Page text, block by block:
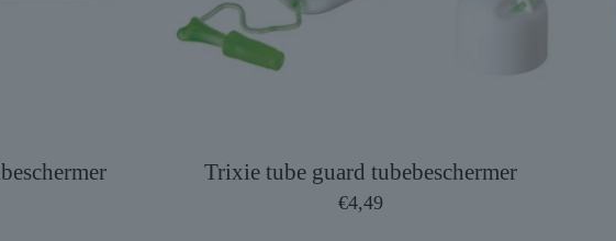
Trixie tube guard tubebeschermer
€4,49